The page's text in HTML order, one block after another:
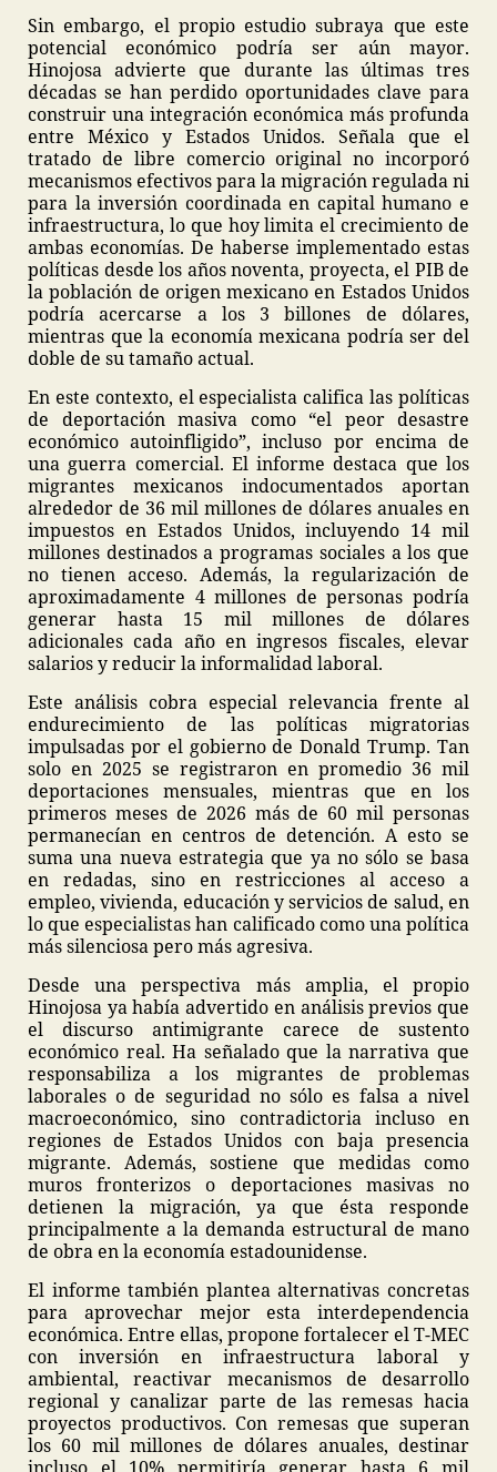
Sin embargo, el propio estudio subraya que este
potencial económico podría ser aún mayor.
Hinojosa advierte que durante las últimas tres
décadas se han perdido oportunidades clave para
construir una integración económica más profunda
entre México y Estados Unidos. Señala que el
tratado de libre comercio original no incorporó
mecanismos efectivos para la migración regulada ni
para la inversión coordinada en capital humano e
infraestructura, lo que hoy limita el crecimiento de
ambas economías. De haberse implementado estas
políticas desde los años noventa, proyecta, el PIB de
la población de origen mexicano en Estados Unidos
podría acercarse a los 3 billones de dólares,
mientras que la economía mexicana podría ser del
doble de su tamaño actual.
En este contexto, el especialista califica las políticas
de deportación masiva como “el peor desastre
económico autoinfligido”, incluso por encima de
una guerra comercial. El informe destaca que los
migrantes mexicanos indocumentados aportan
alrededor de 36 mil millones de dólares anuales en
impuestos en Estados Unidos, incluyendo 14 mil
millones destinados a programas sociales a los que
no tienen acceso. Además, la regularización de
aproximadamente 4 millones de personas podría
generar hasta 15 mil millones de dólares
adicionales cada año en ingresos fiscales, elevar
salarios y reducir la informalidad laboral.
Este análisis cobra especial relevancia frente al
endurecimiento de las políticas migratorias
impulsadas por el gobierno de Donald Trump. Tan
solo en 2025 se registraron en promedio 36 mil
deportaciones mensuales, mientras que en los
primeros meses de 2026 más de 60 mil personas
permanecían en centros de detención. A esto se
suma una nueva estrategia que ya no sólo se basa
en redadas, sino en restricciones al acceso a
empleo, vivienda, educación y servicios de salud, en
lo que especialistas han calificado como una política
más silenciosa pero más agresiva.
Desde una perspectiva más amplia, el propio
Hinojosa ya había advertido en análisis previos que
el discurso antimigrante carece de sustento
económico real. Ha señalado que la narrativa que
responsabiliza a los migrantes de problemas
laborales o de seguridad no sólo es falsa a nivel
macroeconómico, sino contradictoria incluso en
regiones de Estados Unidos con baja presencia
migrante. Además, sostiene que medidas como
muros fronterizos o deportaciones masivas no
detienen la migración, ya que ésta responde
principalmente a la demanda estructural de mano
de obra en la economía estadounidense.
El informe también plantea alternativas concretas
para aprovechar mejor esta interdependencia
económica. Entre ellas, propone fortalecer el T-MEC
con inversión en infraestructura laboral y
ambiental, reactivar mecanismos de desarrollo
regional y canalizar parte de las remesas hacia
proyectos productivos. Con remesas que superan
los 60 mil millones de dólares anuales, destinar